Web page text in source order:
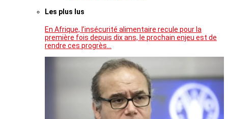
Les plus lus
En Afrique, l’insécurité alimentaire recule pour la
première fois depuis dix ans, le prochain enjeu est de
rendre ces progrès…